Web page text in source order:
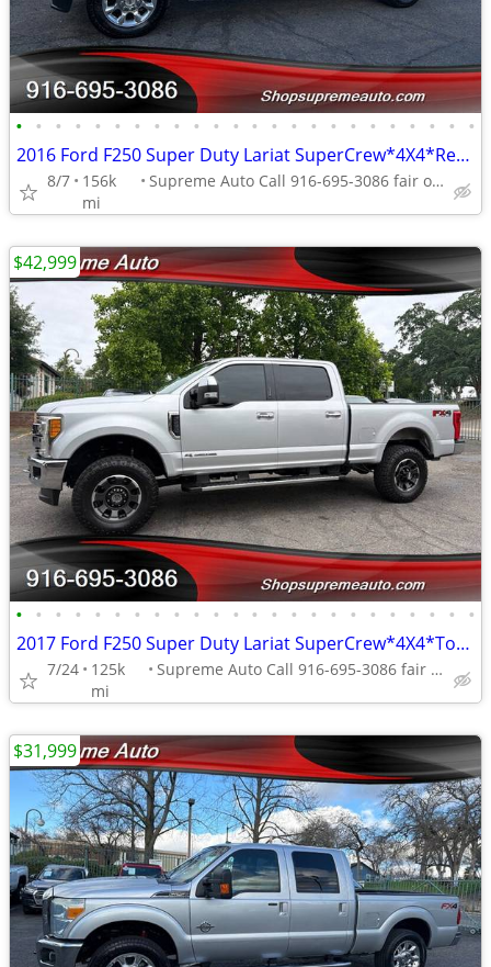
• • • • • • • • • • • • • • • • • • • • • • • •
2016 Ford F250 Super Duty Lariat SuperCrew*4X4*Rear Camera*Tow Package
8/7
156k
mi
Supreme Auto Call 916-695-3086 fair oaks
• • • • • • • • • • • • • • • • • • • • • • • •
2017 Ford F250 Super Duty Lariat SuperCrew*4X4*Tow Package*Lifted*FX4*
7/24
125k
mi
Supreme Auto Call 916-695-3086 fair oaks
$42,999
$31,999